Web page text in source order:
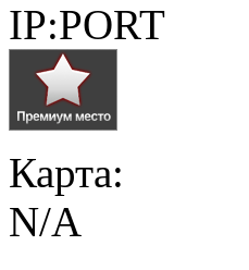
IP:PORT
Карта:
N/A